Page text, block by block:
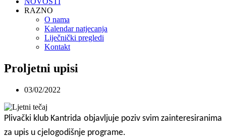
RAZNO
O nama
Kalendar natjecanja
Liječnički pregledi
Kontakt
Proljetni upisi
03/02/2022
Plivački klub Kantrida objavljuje poziv svim zainteresiranima
za upis u cjelogodišnje programe.